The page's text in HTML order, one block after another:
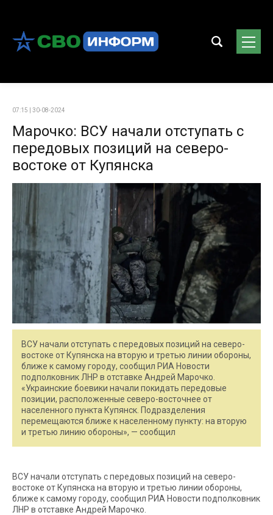
07:15 | 30-08-2024
Марочко: ВСУ начали отступать с
передовых позиций на северо-
востоке от Купянска
ВСУ начали отступать с передовых позиций на северо-
востоке от Купянска на вторую и третью линии обороны,
ближе к самому городу, сообщил РИА Новости
подполковник ЛНР в отставке Андрей Марочко.
«Украинские боевики начали покидать передовые
позиции, расположенные северо-восточнее от
населенного пункта Купянск. Подразделения
перемещаются ближе к населенному пункту: на вторую
и третью линию обороны», — сообщил
ВСУ начали отступать с передовых позиций на северо-
востоке от Купянска на вторую и третью линии обороны,
ближе к самому городу, сообщил РИА Новости подполковник
ЛНР в отставке Андрей Марочко.